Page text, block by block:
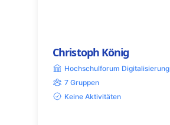
Christoph König
Hochschulforum Digitalisierung
7 Gruppen
Keine Aktivitäten